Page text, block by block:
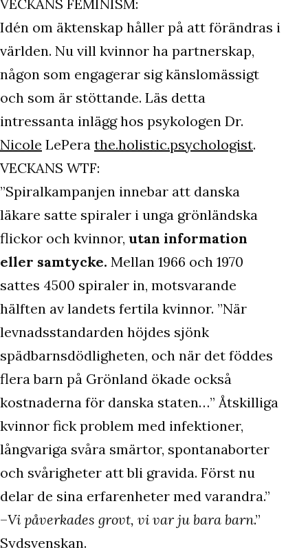
VECKANS FEMINISM:
Idén om äktenskap håller på att förändras i
världen. Nu vill kvinnor ha partnerskap,
någon som engagerar sig känslomässigt
och som är stöttande. Läs detta
intressanta inlägg hos psykologen Dr.
Nicole LePera the.holistic.psychologist.
VECKANS WTF:
”Spiralkampanjen innebar att danska
läkare satte spiraler i unga grönländska
flickor och kvinnor, utan information
eller samtycke. Mellan 1966 och 1970
sattes 4500 spiraler in, motsvarande
hälften av landets fertila kvinnor. ”När
levnadsstandarden höjdes sjönk
spädbarnsdödligheten, och när det föddes
flera barn på Grönland ökade också
kostnaderna för danska staten…” Åtskilliga
kvinnor fick problem med infektioner,
långvariga svåra smärtor, spontanaborter
och svårigheter att bli gravida. Först nu
delar de sina erfarenheter med varandra.”
–Vi påverkades grovt, vi var ju bara barn.”
Sydsvenskan.